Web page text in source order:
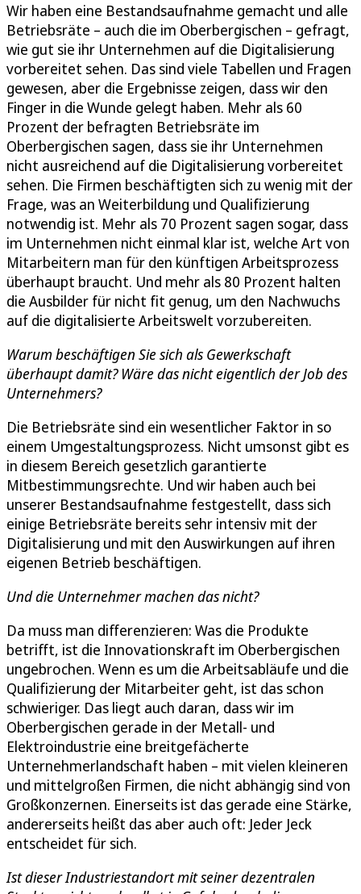
Wir haben eine Bestandsaufnahme gemacht und alle
Betriebsräte – auch die im Oberbergischen – gefragt,
wie gut sie ihr Unternehmen auf die Digitalisierung
vorbereitet sehen. Das sind viele Tabellen und Fragen
gewesen, aber die Ergebnisse zeigen, dass wir den
Finger in die Wunde gelegt haben. Mehr als 60
Prozent der befragten Betriebsräte im
Oberbergischen sagen, dass sie ihr Unternehmen
nicht ausreichend auf die Digitalisierung vorbereitet
sehen. Die Firmen beschäftigten sich zu wenig mit der
Frage, was an Weiterbildung und Qualifizierung
notwendig ist. Mehr als 70 Prozent sagen sogar, dass
im Unternehmen nicht einmal klar ist, welche Art von
Mitarbeitern man für den künftigen Arbeitsprozess
überhaupt braucht. Und mehr als 80 Prozent halten
die Ausbilder für nicht fit genug, um den Nachwuchs
auf die digitalisierte Arbeitswelt vorzubereiten.
Warum beschäftigen Sie sich als Gewerkschaft
überhaupt damit? Wäre das nicht eigentlich der Job des
Unternehmers?
Die Betriebsräte sind ein wesentlicher Faktor in so
einem Umgestaltungsprozess. Nicht umsonst gibt es
in diesem Bereich gesetzlich garantierte
Mitbestimmungsrechte. Und wir haben auch bei
unserer Bestandsaufnahme festgestellt, dass sich
einige Betriebsräte bereits sehr intensiv mit der
Digitalisierung und mit den Auswirkungen auf ihren
eigenen Betrieb beschäftigen.
Und die Unternehmer machen das nicht?
Da muss man differenzieren: Was die Produkte
betrifft, ist die Innovationskraft im Oberbergischen
ungebrochen. Wenn es um die Arbeitsabläufe und die
Qualifizierung der Mitarbeiter geht, ist das schon
schwieriger. Das liegt auch daran, dass wir im
Oberbergischen gerade in der Metall- und
Elektroindustrie eine breitgefächerte
Unternehmerlandschaft haben – mit vielen kleineren
und mittelgroßen Firmen, die nicht abhängig sind von
Großkonzernen. Einerseits ist das gerade eine Stärke,
andererseits heißt das aber auch oft: Jeder Jeck
entscheidet für sich.
Ist dieser Industriestandort mit seiner dezentralen